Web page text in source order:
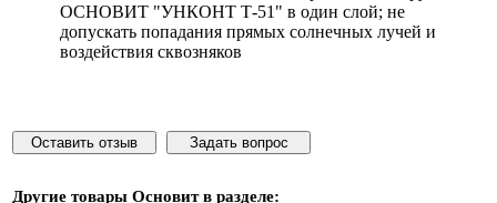
ОСНОВИТ "УНКОНТ Т-51" в один слой; не
допускать попадания прямых солнечных лучей и
воздействия сквозняков
Оставить отзыв Задать вопрос
Другие товары Основитв разделе: